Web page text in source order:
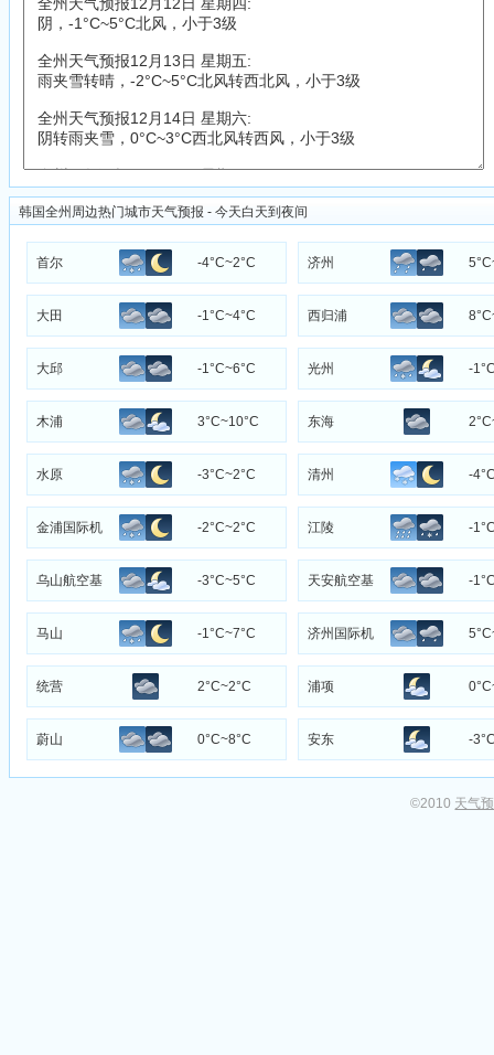
韩国全州周边热门城市天气预报 - 今天白天到夜间
首尔 -4°C~2°C 济州
大田 -1°C~4°C 西归浦
大邱 -1°C~6°C 光州 -
木浦 3°C~10°C 东海
水原 -3°C~2°C 清州 -
金浦国际机 -2°C~2°C 江陵 -
乌山航空基 -3°C~5°C 天安航空基 -
马山 -1°C~7°C 济州国际机
统营 2°C~2°C 浦项
蔚山 0°C~8°C 安东 -
©2010 天气